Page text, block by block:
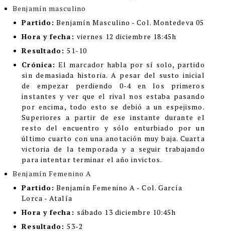
Benjamín masculino
Partido: Benjamín Masculino - Col. Montedeva 05
Hora y fecha: viernes 12 diciembre 18:45h
Resultado:51-10
Crónica: El marcador habla por sí solo, partido
sin demasiada historia. A pesar del susto inicial
de empezar perdiendo 0-4 en los primeros
instantes y ver que el rival nos estaba pasando
por encima, todo esto se debió a un espejismo.
Superiores a partir de ese instante durante el
resto del encuentro y sólo enturbiado por un
último cuarto con una anotación muy baja. Cuarta
victoria de la temporada y a seguir trabajando
para intentar terminar el año invictos.
Benjamín Femenino A
Partido: Benjamín Femenino A - Col. García
Lorca - Atalía
Hora y fecha: sábado 13 diciembre 10:45h
Resultado:53-2